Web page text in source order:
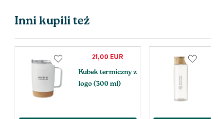
Inni kupili też
21,00 EUR
Kubek termiczny z
logo (300 ml)